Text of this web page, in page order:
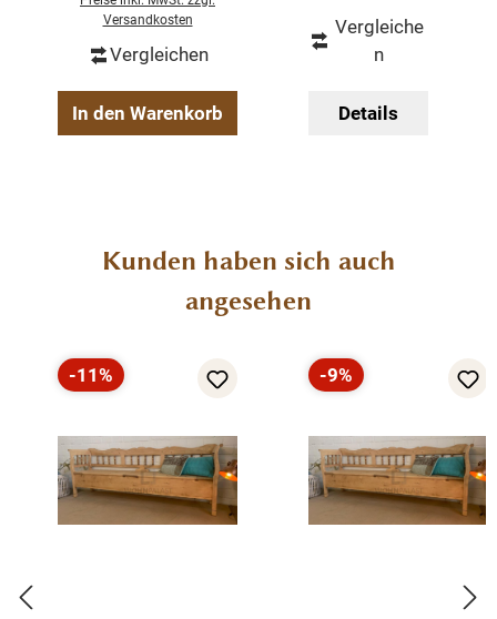
Versandkosten
Vergleichen
In den Warenkorb
Vergleiche
n
Details
Produktgalerie überspringen
Kunden haben sich auch
angesehen
Rabatt
-11%
Rabatt
-9%